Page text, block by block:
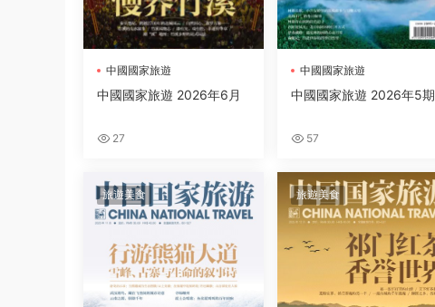
中國國家旅遊
中國國家旅遊 2026年6月
27
中國國家旅遊
中國國家旅遊 2026年5期
57
旅遊美食 旅遊美食